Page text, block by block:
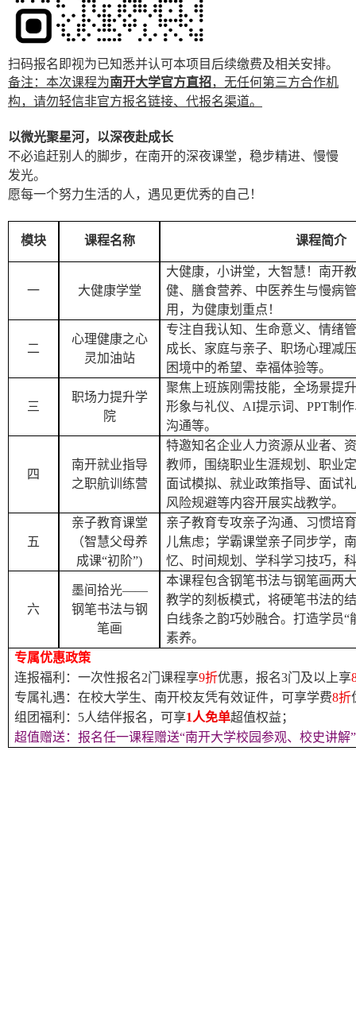
扫码报名即视为已知悉并认可本项目后续缴费及相关安排。
备注：本次课程为南开大学官方直招，无任何第三方合作机
构，请勿轻信非官方报名链接、代报名渠道。
以微光聚星河，以深夜赴成长
不必追赶别人的脚步，在南开的深夜课堂，稳步精进、慢慢
发光。
愿每一个努力生活的人，遇见更优秀的自己！
模块 课程名称 课程简介
一 大健康学堂
大健康，小讲堂，大智慧！南开
健、膳食营养、中医养生与慢病
用，为健康划重点！
二
心理健康之心
灵加油站
专注自我认知、生命意义、情绪
成长、家庭与亲子、职场心理减
困境中的希望、幸福体验等。
三
职场力提升学
院
聚焦上班族刚需技能，全场景提
形象与礼仪、AI提示词、 PPT制
沟通等。
四
南开就业指导
之职航训练营
特邀知名企业人力资源从业者、
教师，围绕职业生涯规划、职业
面试模拟、就业政策指导、面试
风险规避等内容开展实战教学。
五
亲子教育课堂
（智慧父母养
成课“初阶”)
亲子教育专攻亲子沟通、习惯培
儿焦虑；学霸课堂亲子同步学，
忆、时间规划、学科学习技巧，
六
墨间拾光——
钢笔书法与钢
笔画
本课程包含钢笔书法与钢笔画两
教学的刻板模式，将硬笔书法的
白线条之韵巧妙融合。打造学员“
素养。
专属优惠政策
连报福利：一次性报名2门课程享9折优惠，报名3门及以上享
专属礼遇：在校大学生、南开校友凭有效证件，可享学费8折
组团福利： 5人结伴报名，可享1人免单超值权益；
超值赠送：报名任一课程赠送“南开大学校园参观、校史讲解